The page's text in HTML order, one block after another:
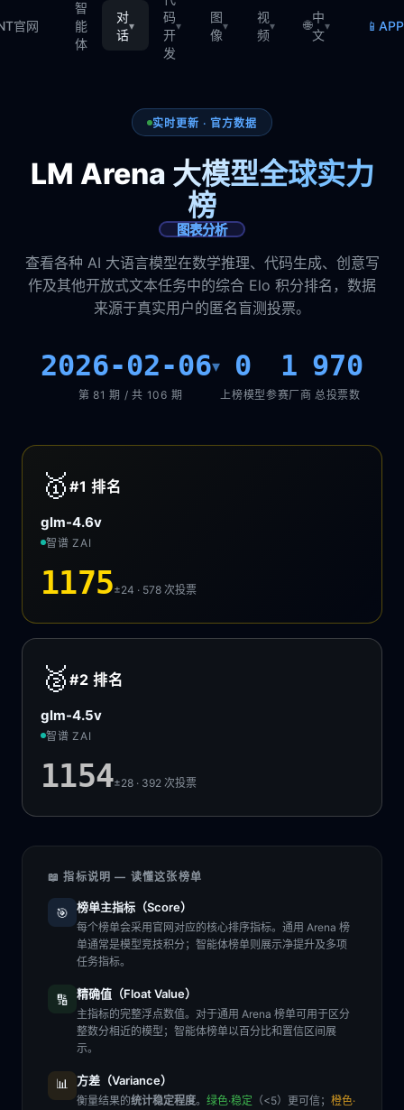
官网
智
能
体
对
话
▾
码
开
发
▾
图
像
▾
视
频
▾ 🌐
中
文
▾ 📱
实时更新 · 官方数据
LM Arena 大模型全球实力
榜
图表分析
查看各种 AI 大语言模型在数学推理、代码生成、创意写
作及其他开放式文本任务中的综合 Elo 积分排名，数据
来源于真实用户的匿名盲测投票。
2026-02-06▾
第 81 期 / 共 106 期
0
上榜模型
1
参赛厂商
970
总投票数
🥇 #1排名
glm-4.6v
智谱 ZAI
1175±24 · 578次投票
🥈 #2排名
glm-4.5v
智谱 ZAI
1154±28 · 392次投票
📖 指标说明 — 读懂这张榜单
🎯 榜单主指标（Score）
每个榜单会采用官网对应的核心排序指标。通用 Arena 榜
单通常是模型竞技积分；智能体榜单则展示净提升及多项
任务指标。
🔢 精确值（Float Value）
主指标的完整浮点数值。对于通用 Arena 榜单可用于区分
整数分相近的模型；智能体榜单以百分比和置信区间展
示。
📊 方差（Variance）
衡量结果的统计稳定程度。 绿色·稳定 （<5）更可信； 橙色·